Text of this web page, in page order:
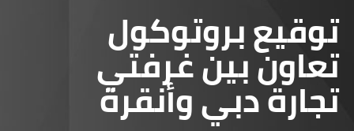
توقيع بروتوكول
تعاون بين غرفتي
تجارة دبي وأنقرة